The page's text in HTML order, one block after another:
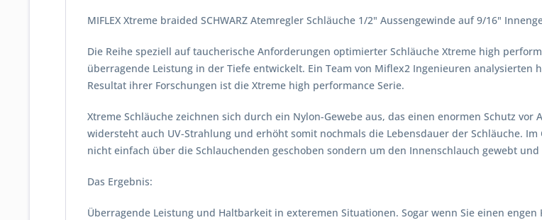
MIFLEX Xtreme braided SCHWARZ Atemregler Schläuche 1/2" Aussengewinde auf 9/16"
Die Reihe speziell auf taucherische Anforderungen optimierter Schläuche Xtreme high
überragende Leistung in der Tiefe entwickelt. Ein Team von Miflex2 Ingenieuren
Resultat ihrer Forschungen ist die Xtreme high performance Serie.
Xtreme Schläuche zeichnen sich durch ein Nylon-Gewebe aus, das einen enormen Schutz
widersteht auch UV-Strahlung und erhöht somit nochmals die Lebensdauer der Schläuche.
nicht einfach über die Schlauchenden geschoben sondern um den Innenschlauch gewebt
Das Ergebnis:
Überragende Leistung und Haltbarkeit in exteremen Situationen. Sogar wenn Sie einen